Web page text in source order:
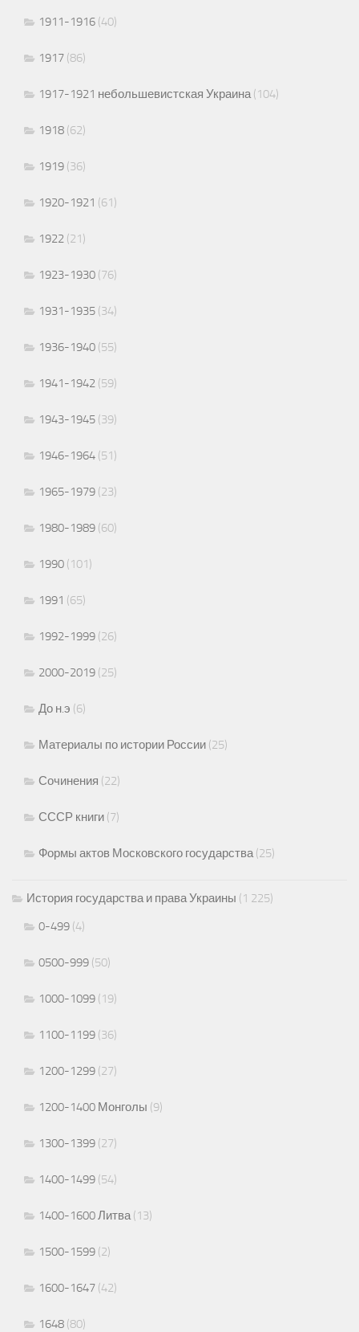
1911-1916 (40)
1917 (86)
1917-1921 небольшевистская Украина(104)
1918 (62)
1919 (36)
1920-1921 (61)
1922 (21)
1923-1930 (76)
1931-1935 (34)
1936-1940 (55)
1941-1942 (59)
1943-1945 (39)
1946-1964 (51)
1965-1979 (23)
1980-1989 (60)
1990 (101)
1991 (65)
1992-1999 (26)
2000-2019 (25)
До н.э (6)
Материалы по истории России (25)
Сочинения (22)
СССР книги (7)
Формы актов Московского государства(25)
История государства и права Украины (1 225)
0-499 (4)
0500-999 (50)
1000-1099 (19)
1100-1199 (36)
1200-1299 (27)
1200-1400 Монголы (9)
1300-1399 (27)
1400-1499 (54)
1400-1600 Литва(13)
1500-1599 (2)
1600-1647 (42)
1648 (80)